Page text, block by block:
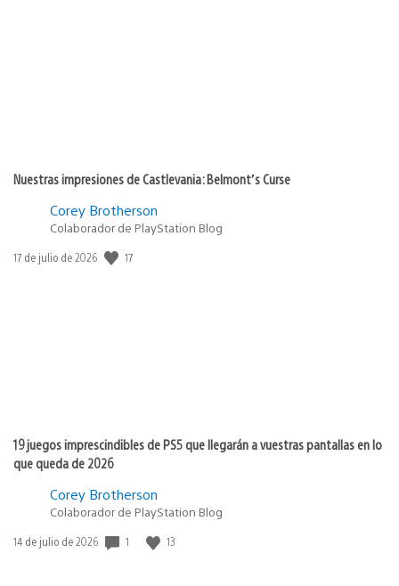
Nuestras impresiones de Castlevania: Belmont’s Curse
Corey Brotherson
Colaborador de PlayStation Blog
Fecha
17 de julio de 2026 17
19 juegos imprescindibles de PS5 que llegarán a vuestras pantallas en lo
que queda de 2026
Corey Brotherson
Colaborador de PlayStation Blog
Fecha
14 de julio de 2026 1 13